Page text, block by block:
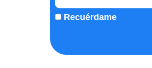
Recuérdame